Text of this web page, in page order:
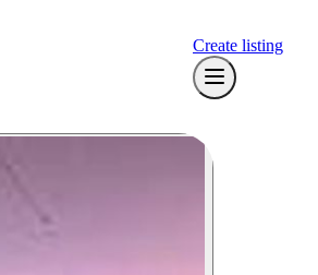
Create listing